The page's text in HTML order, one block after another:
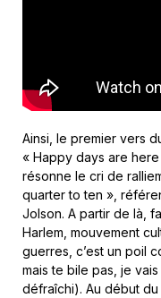
Ainsi, le premier vers
« Happy days are
résonne le cri de
quarter to ten »,
Jolson. A partir de là,
Harlem, mouvement
guerres, c’est un poil
mais te bile pas, je
défraîchi). Au début du